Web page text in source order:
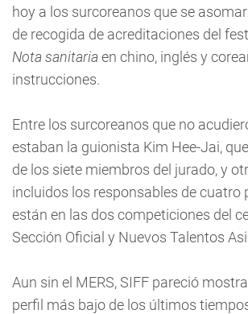
hoy a los surcoreanos que se
de recogida de acreditaciones del
Nota sanitariaen chino, inglés y
instrucciones.
Entre los surcoreanos que no
estaban la guionista Kim Hee-Jai,
de los siete miembros del jurado, y
incluidos los responsables de cuatro
están en las dos competiciones del
Sección Oficial y Nuevos Talentos
Aun sin el MERS, SIFF pareció
perfil más bajo de los últimos